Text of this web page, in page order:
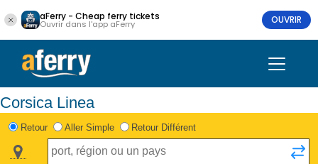
aFerry - Cheap ferry tickets
Ouvrir dans l'app aFerry OUVRIR
Corsica Linea
Retour Aller Simple Retour Différent